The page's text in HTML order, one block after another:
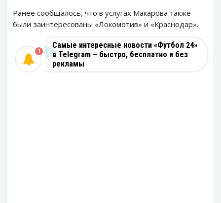
Ранее сообщалось, что в услугах Макарова также
были заинтересованы «Локомотив» и «Краснодар».
Самые интересные новости «Футбол 24»
в Telegram – быстро, бесплатно и без
рекламы
1